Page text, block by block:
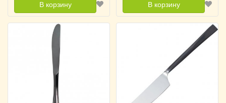
В корзину В корзину